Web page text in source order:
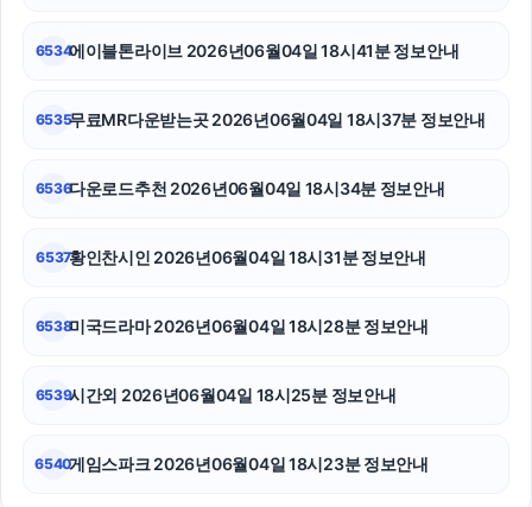
6534에이블톤라이브 2026년06월04일 18시41분 정보안내
6535무료MR다운받는곳 2026년06월04일 18시37분 정보안내
6536다운로드추천 2026년06월04일 18시34분 정보안내
6537황인찬시인 2026년06월04일 18시31분 정보안내
6538미국드라마 2026년06월04일 18시28분 정보안내
6539시간외 2026년06월04일 18시25분 정보안내
6540게임스파크 2026년06월04일 18시23분 정보안내